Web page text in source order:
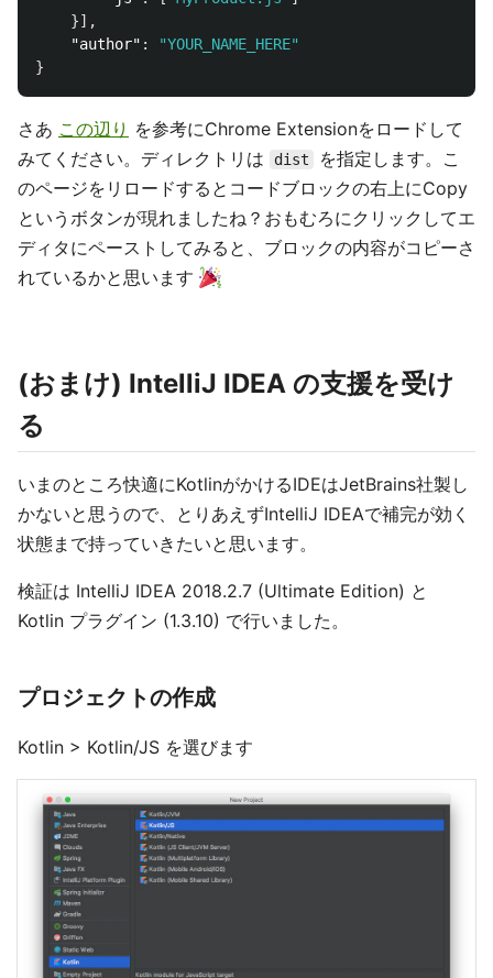
}],
"author" :
"YOUR_NAME_HERE"
}
さあ この辺り を参考にChrome Extensionをロードして
みてください。ディレクトリは
dist
を指定します。こ
のページをリロードするとコードブロックの右上にCopy
というボタンが現れましたね？おもむろにクリックしてエ
ディタにペーストしてみると、ブロックの内容がコピーさ
れているかと思います
(おまけ) IntelliJ IDEA の支援を受け
る
いまのところ快適にKotlinがかけるIDEはJetBrains社製し
かないと思うので、とりあえずIntelliJ IDEAで補完が効く
状態まで持っていきたいと思います。
検証は IntelliJ IDEA 2018.2.7 (Ultimate Edition) と
Kotlin プラグイン (1.3.10) で行いました。
プロジェクトの作成
Kotlin > Kotlin/JS を選びます